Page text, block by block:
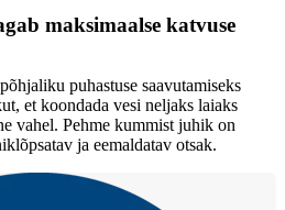
maksimaalse katvuse
puhastuse saavutamiseks
et koondada vesi neljaks laiaks
vahel. Pehme kummist juhik on
ja eemaldatav otsak.